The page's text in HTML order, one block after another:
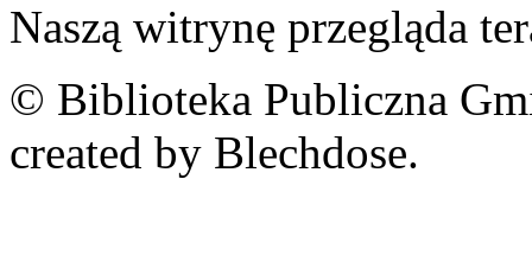
Naszą witrynę przegląda
© Biblioteka Publiczna
created by Blechdose.